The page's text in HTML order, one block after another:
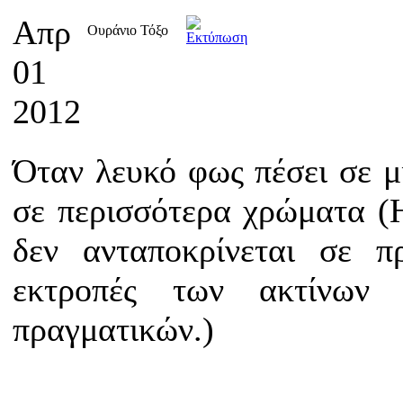
Απρ
01
2012
Ουράνιο Τόξο
Όταν λευκό φως πέσει σε
σε περισσότερα χρώματα
δεν ανταποκρίνεται σε
εκτροπές των ακτίνων
πραγματικών.)